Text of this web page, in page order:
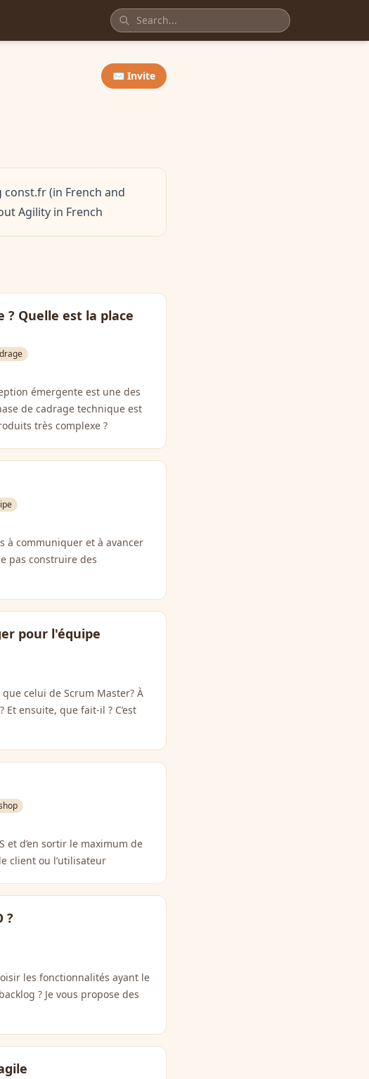
✉️ Invite
const.fr (in French and
Agility in French
Quelle est la place
émergente est une des
de cadrage technique est
très complexe ?
à communiquer et à avancer
pas construire des
pour l'équipe
celui de Scrum Master? À
ensuite, que fait-il ? C’est
et d’en sortir le maximum de
client ou l’utilisateur
?
les fonctionnalités ayant le
? Je vous propose des